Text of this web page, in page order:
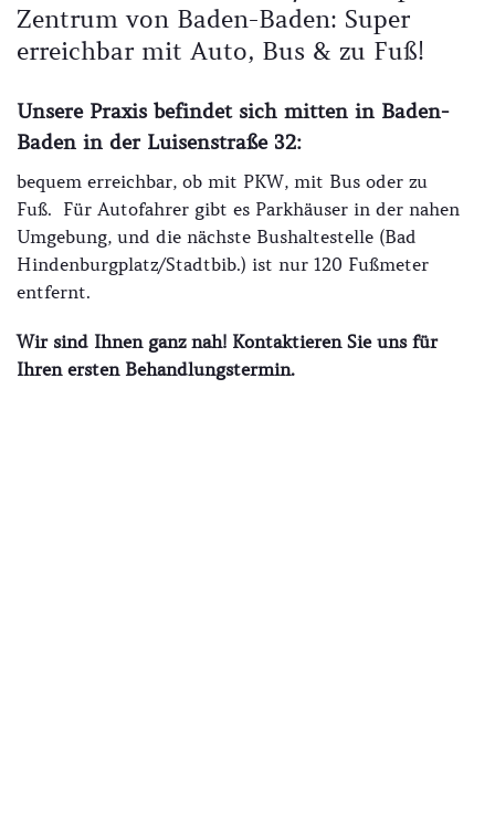
Zentrum von Baden-Baden: Super
erreichbar mit Auto, Bus & zu Fuß!
Unsere Praxis befindet sich mitten in Baden-
Baden in der Luisenstraße 32:
bequem erreichbar, ob mit PKW, mit Bus oder zu
Fuß. Für Autofahrer gibt es Parkhäuser in der nahen
Umgebung, und die nächste Bushaltestelle (Bad
Hindenburgplatz/Stadtbib.) ist nur 120 Fußmeter
entfernt.
Wir sind Ihnen ganz nah! Kontaktieren Sie uns für
Ihren ersten Behandlungstermin.